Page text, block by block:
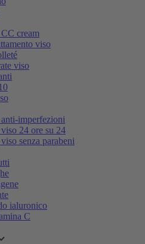
cream
viso
viso
imperfezioni
24 ore su 24
senza parabeni
ialuronico
C